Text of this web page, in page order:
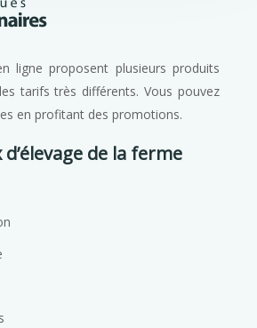
ligne proposent plusieurs produits
tarifs très différents. Vous pouvez
en profitant des promotions.
de la ferme